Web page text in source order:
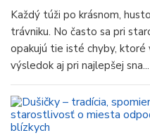
Každý túži po krásnom,
trávniku. No často sa pri
opakujú tie isté chyby, ktoré
výsledok aj pri najlepšej sna...